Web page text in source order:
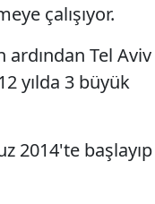
çalışıyor.
ardından Tel Aviv
yılda 3 büyük
2014'te başlayıp